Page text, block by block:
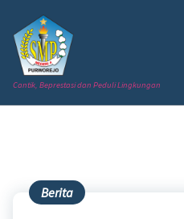
content
Cantik, Beprestasi dan Peduli Lingkungan
Berita